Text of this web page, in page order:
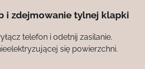
i zdejmowanie tylnej klapki
telefon i odetnij zasilanie.
się powierzchni.